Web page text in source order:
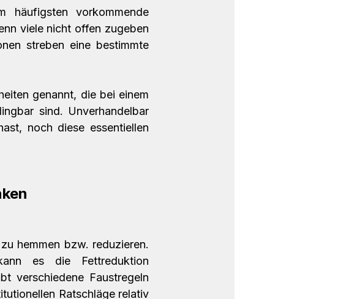
vorkommende
viele nicht offen zugeben
streben eine bestimmte
genannt, die bei einem
sind. Unverhandelbar
noch diese essentiellen
hemmen bzw. reduzieren.
es die Fettreduktion
verschiedene Faustregeln
Ratschläge relativ